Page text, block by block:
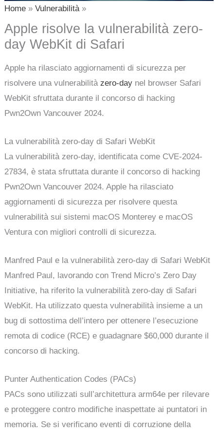
Home Vulnerabilità
Apple risolve la vulnerabilità zero-
day WebKit di Safari
Apple ha rilasciato aggiornamenti di sicurezza per
risolvere una vulnerabilità zero-day nel browser Safari
WebKit sfruttata durante il concorso di hacking
Pwn2Own Vancouver 2024.
La vulnerabilità zero-day di Safari WebKit
La vulnerabilità zero-day, identificata come CVE-2024-
27834, è stata sfruttata durante il concorso di hacking
Pwn2Own Vancouver 2024. Apple ha rilasciato
aggiornamenti di sicurezza per risolvere questa
vulnerabilità sui sistemi macOS Monterey e macOS
Ventura con migliori controlli di sicurezza.
Manfred Paul e la vulnerabilità zero-day di Safari WebKit
Manfred Paul, lavorando con Trend Micro’s Zero Day
Initiative, ha riferito la vulnerabilità zero-day di Safari
WebKit. Ha utilizzato questa vulnerabilità insieme a un
bug di sottostima dell’intero per ottenere l’esecuzione
remota di codice (RCE) e guadagnare $60,000 durante il
concorso di hacking.
Punter Authentication Codes (PACs)
PACs sono utilizzati sull’architettura arm64e per rilevare
e proteggere contro modifiche inaspettate ai puntatori in
memoria. Se si verificano eventi di corruzione della